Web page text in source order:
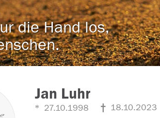
die Hand los,
Jan Luhr
27.10.1998 18.10.2023